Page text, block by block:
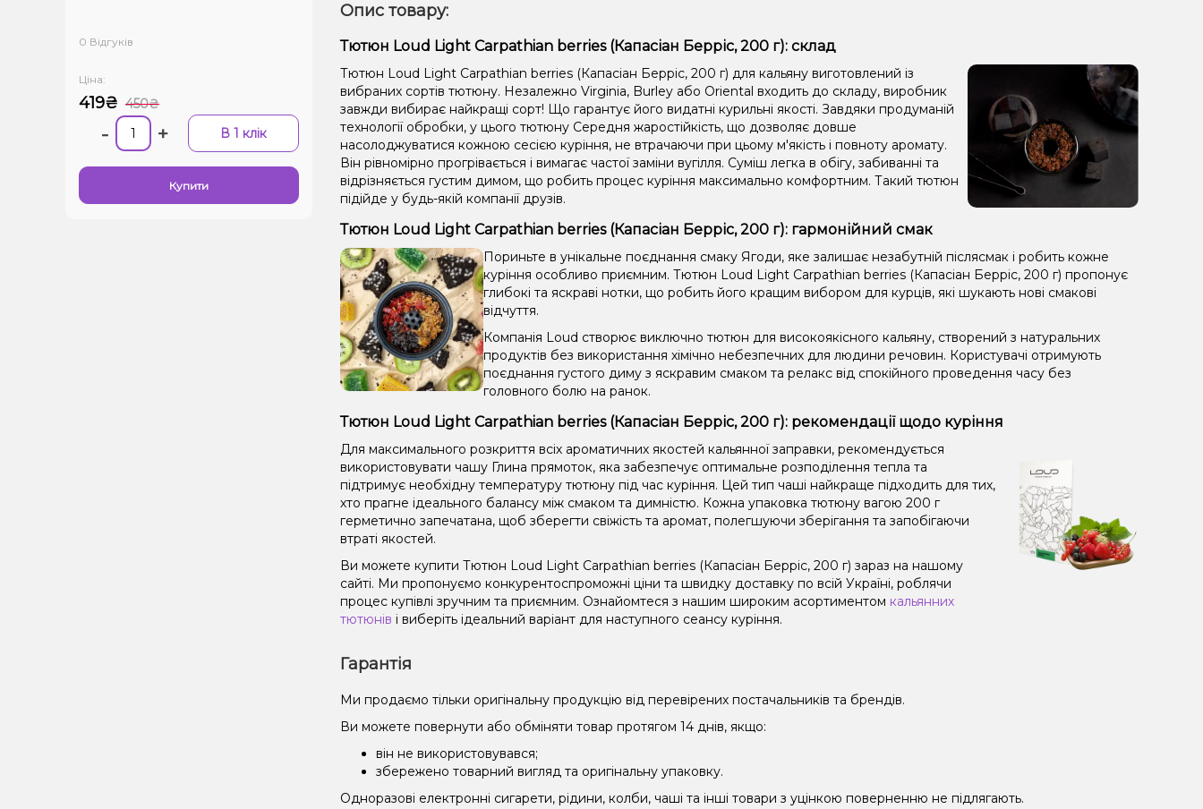
0 Відгуків
Ціна:
419₴ 450₴
- + В 1 клік
Купити
Опис товару:
Тютюн Loud Light Carpathian berries (Капасіан Берріс, 200 г): склад
Тютюн Loud Light Carpathian berries (Капасіан Берріс, 200 г) для кальяну виготовлений із
вибраних сортів тютюну. Незалежно Virginia, Burley або Oriental входить до складу, виробник
завжди вибирає найкращі сорт! Що гарантує його видатні курильні якості. Завдяки продуманій
технології обробки, у цього тютюну Середня жаростійкість, що дозволяє довше
насолоджуватися кожною сесією куріння, не втрачаючи при цьому м'якість і повноту аромату.
Він рівномірно прогрівається і вимагає частої заміни вугілля. Суміш легка в обігу, забиванні та
відрізняється густим димом, що робить процес куріння максимально комфортним. Такий тютюн
підійде у будь-якій компанії друзів.
Тютюн Loud Light Carpathian berries (Капасіан Берріс, 200 г): гармонійний смак
Пориньте в унікальне поєднання смаку Ягоди, яке залишає незабутній післясмак і робить кожне
куріння особливо приємним. Тютюн Loud Light Carpathian berries (Капасіан Берріс, 200 г) пропонує
глибокі та яскраві нотки, що робить його кращим вибором для курців, які шукають нові смакові
відчуття.
Компанія Loud створює виключно тютюн для високоякісного кальяну, створений з натуральних
продуктів без використання хімічно небезпечних для людини речовин. Користувачі отримують
поєднання густого диму з яскравим смаком та релакс від спокійного проведення часу без
головного болю на ранок.
Тютюн Loud Light Carpathian berries (Капасіан Берріс, 200 г): рекомендації щодо куріння
Для максимального розкриття всіх ароматичних якостей кальянної заправки, рекомендується
використовувати чашу Глина прямоток, яка забезпечує оптимальне розподілення тепла та
підтримує необхідну температуру тютюну під час куріння. Цей тип чаші найкраще підходить для тих,
хто прагне ідеального балансу між смаком та димністю. Кожна упаковка тютюну вагою 200 г
герметично запечатана, щоб зберегти свіжість та аромат, полегшуючи зберігання та запобігаючи
втраті якостей.
Ви можете купити Тютюн Loud Light Carpathian berries (Капасіан Берріс, 200 г) зараз на нашому
сайті. Ми пропонуємо конкурентоспроможні ціни та швидку доставку по всій Україні, роблячи
процес купівлі зручним та приємним. Ознайомтеся з нашим широким асортиментом кальянних
тютюнів і виберіть ідеальний варіант для наступного сеансу куріння.
Гарантія
Ми продаємо тільки оригінальну продукцію від перевірених постачальників та брендів.
Ви можете повернути або обміняти товар протягом 14 днів, якщо:
він не використовувався;
збережено товарний вигляд та оригінальну упаковку.
Одноразові електронні сигарети, рідини, колби, чаші та інші товари з уцінкою поверненню не підлягають.